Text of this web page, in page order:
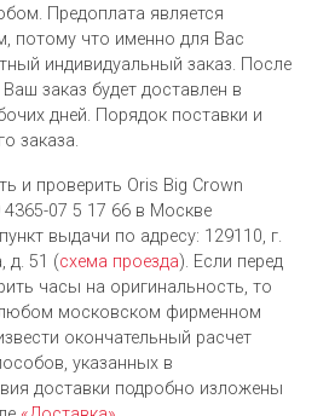
Предоплата является
потому что именно для Вас
индивидуальный заказ. После
заказ будет доставлен в
дней. Порядок поставки и
заказа.
и проверить Oris Big Crown
4365-07 5 17 66 в Москве
выдачи по адресу: 129110, г.
д. 51 (схема проезда). Если перед
часы на оригинальность, то
любом московском фирменном
окончательный расчет
указанных в
доставки подробно изложены